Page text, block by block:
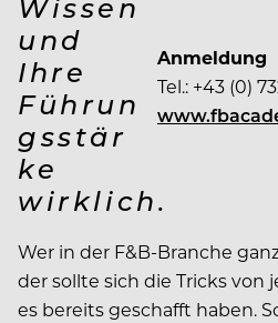
Anmeldung
Tel.: +43 (0)
und
Ihre
Führun
gsstär
ke
wirklich.
Wer in der F&B-Branche
der sollte sich die Tricks von
es bereits geschafft haben.